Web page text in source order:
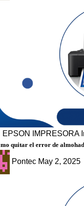
EPSON IMPRESORA
quitar el error de
Pontec May 2, 2025